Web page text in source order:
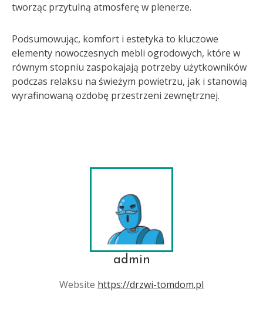
tworząc przytulną atmosferę w plenerze.
Podsumowując, komfort i estetyka to kluczowe
elementy nowoczesnych mebli ogrodowych, które w
równym stopniu zaspokajają potrzeby użytkowników
podczas relaksu na świeżym powietrzu, jak i stanowią
wyrafinowaną ozdobę przestrzeni zewnętrznej.
admin
Website https://drzwi-tomdom.pl